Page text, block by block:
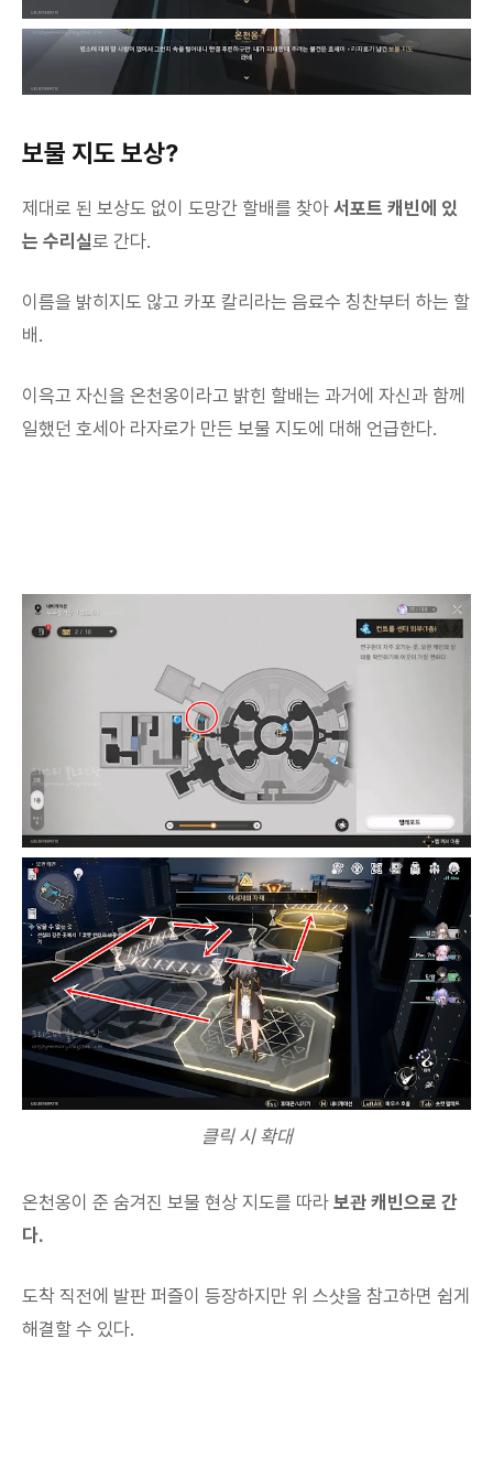
보물 지도 보상?
제대로 된 보상도 없이 도망간 할배를 찾아 서포트 캐빈에 있
는 수리실로 간다.
이름을 밝히지도 않고 카포 칼리라는 음료수 칭찬부터 하는 할
배.
이윽고 자신을 온천옹이라고 밝힌 할배는 과거에 자신과 함께
일했던 호세아 라자로가 만든 보물 지도에 대해 언급한다.
클릭 시 확대
온천옹이 준 숨겨진 보물 현상 지도를 따라 보관 캐빈으로 간
다.
도착 직전에 발판 퍼즐이 등장하지만 위 스샷을 참고하면 쉽게
해결할 수 있다.